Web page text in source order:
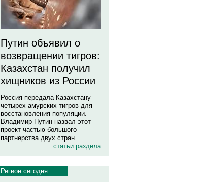
Путин объявил о
возвращении тигров:
Казахстан получил
хищников из России
Россия передала Казахстану
четырех амурских тигров для
восстановления популяции.
Владимир Путин назвал этот
проект частью большого
партнерства двух стран.
статьи раздела
Регион сегодня